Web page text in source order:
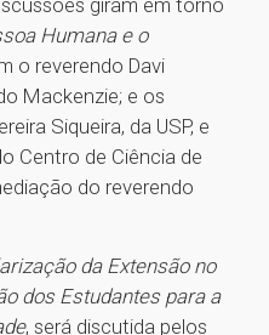
giram em torno
Humana e o
o reverendo Davi
Mackenzie; e os
Siqueira, da USP, e
Centro de Ciência de
do reverendo
da Extensão no
dos Estudantes para a
, será discutida pelos